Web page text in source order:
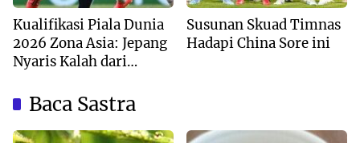
Kualifikasi Piala Dunia
2026 Zona Asia: Jepang
Nyaris Kalah dari
Susunan Skuad Timnas
Hadapi China Sore ini
Baca Sastra